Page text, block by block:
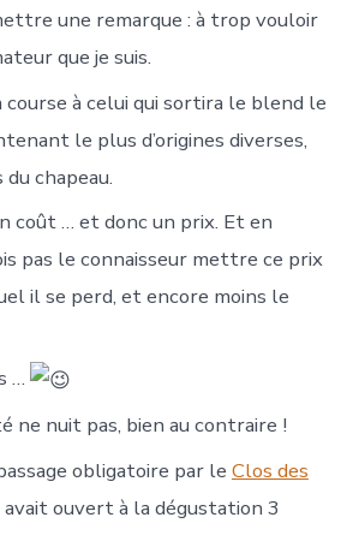
une remarque : à trop vouloir
que je suis.
à celui qui sortira le blend le
le plus d’origines diverses,
chapeau.
coût … et donc un prix. Et en
pas le connaisseur mettre ce prix
il se perd, et encore moins le
…
ne nuit pas, bien au contraire !
obligatoire par le Clos des
ouvert à la dégustation 3